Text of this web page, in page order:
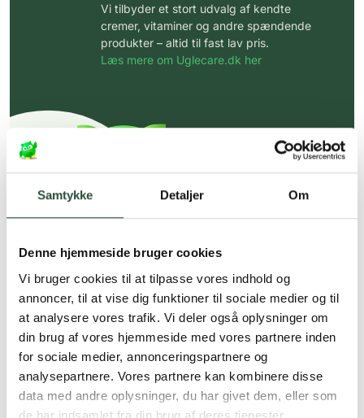
Samtykke Detaljer Om
Denne hjemmeside bruger cookies
Vi bruger cookies til at tilpasse vores indhold og
annoncer, til at vise dig funktioner til sociale medier og til
at analysere vores trafik. Vi deler også oplysninger om
din brug af vores hjemmeside med vores partnere inden
for sociale medier, annonceringspartnere og
analysepartnere. Vores partnere kan kombinere disse
data med andre oplysninger, du har givet dem, eller som
de har indsamlet fra din brug af deres tjenester.
Vi tilbyder et stort udvalg af kendte
cremer, vitaminer og andre spændende
produkter – altid til fast lav pris.
Læs mere om Uglecare.dk her